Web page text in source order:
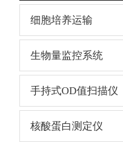
细胞培养运输
生物量监控系统
手持式OD值扫描仪
核酸蛋白测定仪